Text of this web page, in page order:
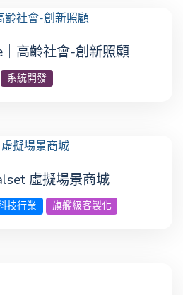
高齡社會-創新照顧
系統開發
虛擬場景商城
技行業 旗艦級客製化